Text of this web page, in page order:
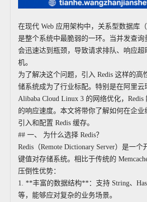
在现代 Web 应用架构中，关系型数据库
是整个系统中最脆弱的一环。当并发查
会迅速达到瓶颈，导致请求排队、响应超
机。
为了解决这个问题，引入 Redis 这样的高
储系统成为了行业标配。特别是在阿里云
Alibaba Cloud Linux 3 的网络优化，
的响应速度。本文将带你了解如何在企业
引入和配置 Redis 缓存。
## 一、 为什么选择 Redis？
Redis（Remote Dictionary Server）是一
键值对存储系统。相比于传统的
压倒性优势：
1. **丰富的数据结构**：支持 String、
等，能够应对复杂的业务场景。